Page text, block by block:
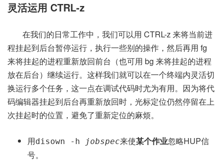
灵活运用 CTRL-z
在我们的日常工作中，我们可以用 CTRL-z 来将当前进
程挂起到后台暂停运行，执行一些别的操作，然后再用 fg
来将挂起的进程重新放回前台（也可用 bg 来将挂起的进程
放在后台）继续运行。这样我们就可以在一个终端内灵活切
换运行多个任务，这一点在调试代码时尤为有用。因为将代
码编辑器挂起到后台再重新放回时，光标定位仍然停留在上
次挂起时的位置，避免了重新定位的麻烦。
用disown -h jobspec来使某个作业忽略HUP信
号。